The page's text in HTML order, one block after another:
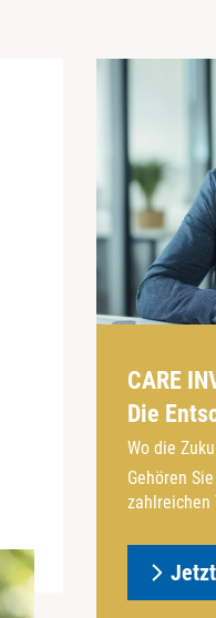
CARE
Die
Wo die
Gehören
zahlreichen